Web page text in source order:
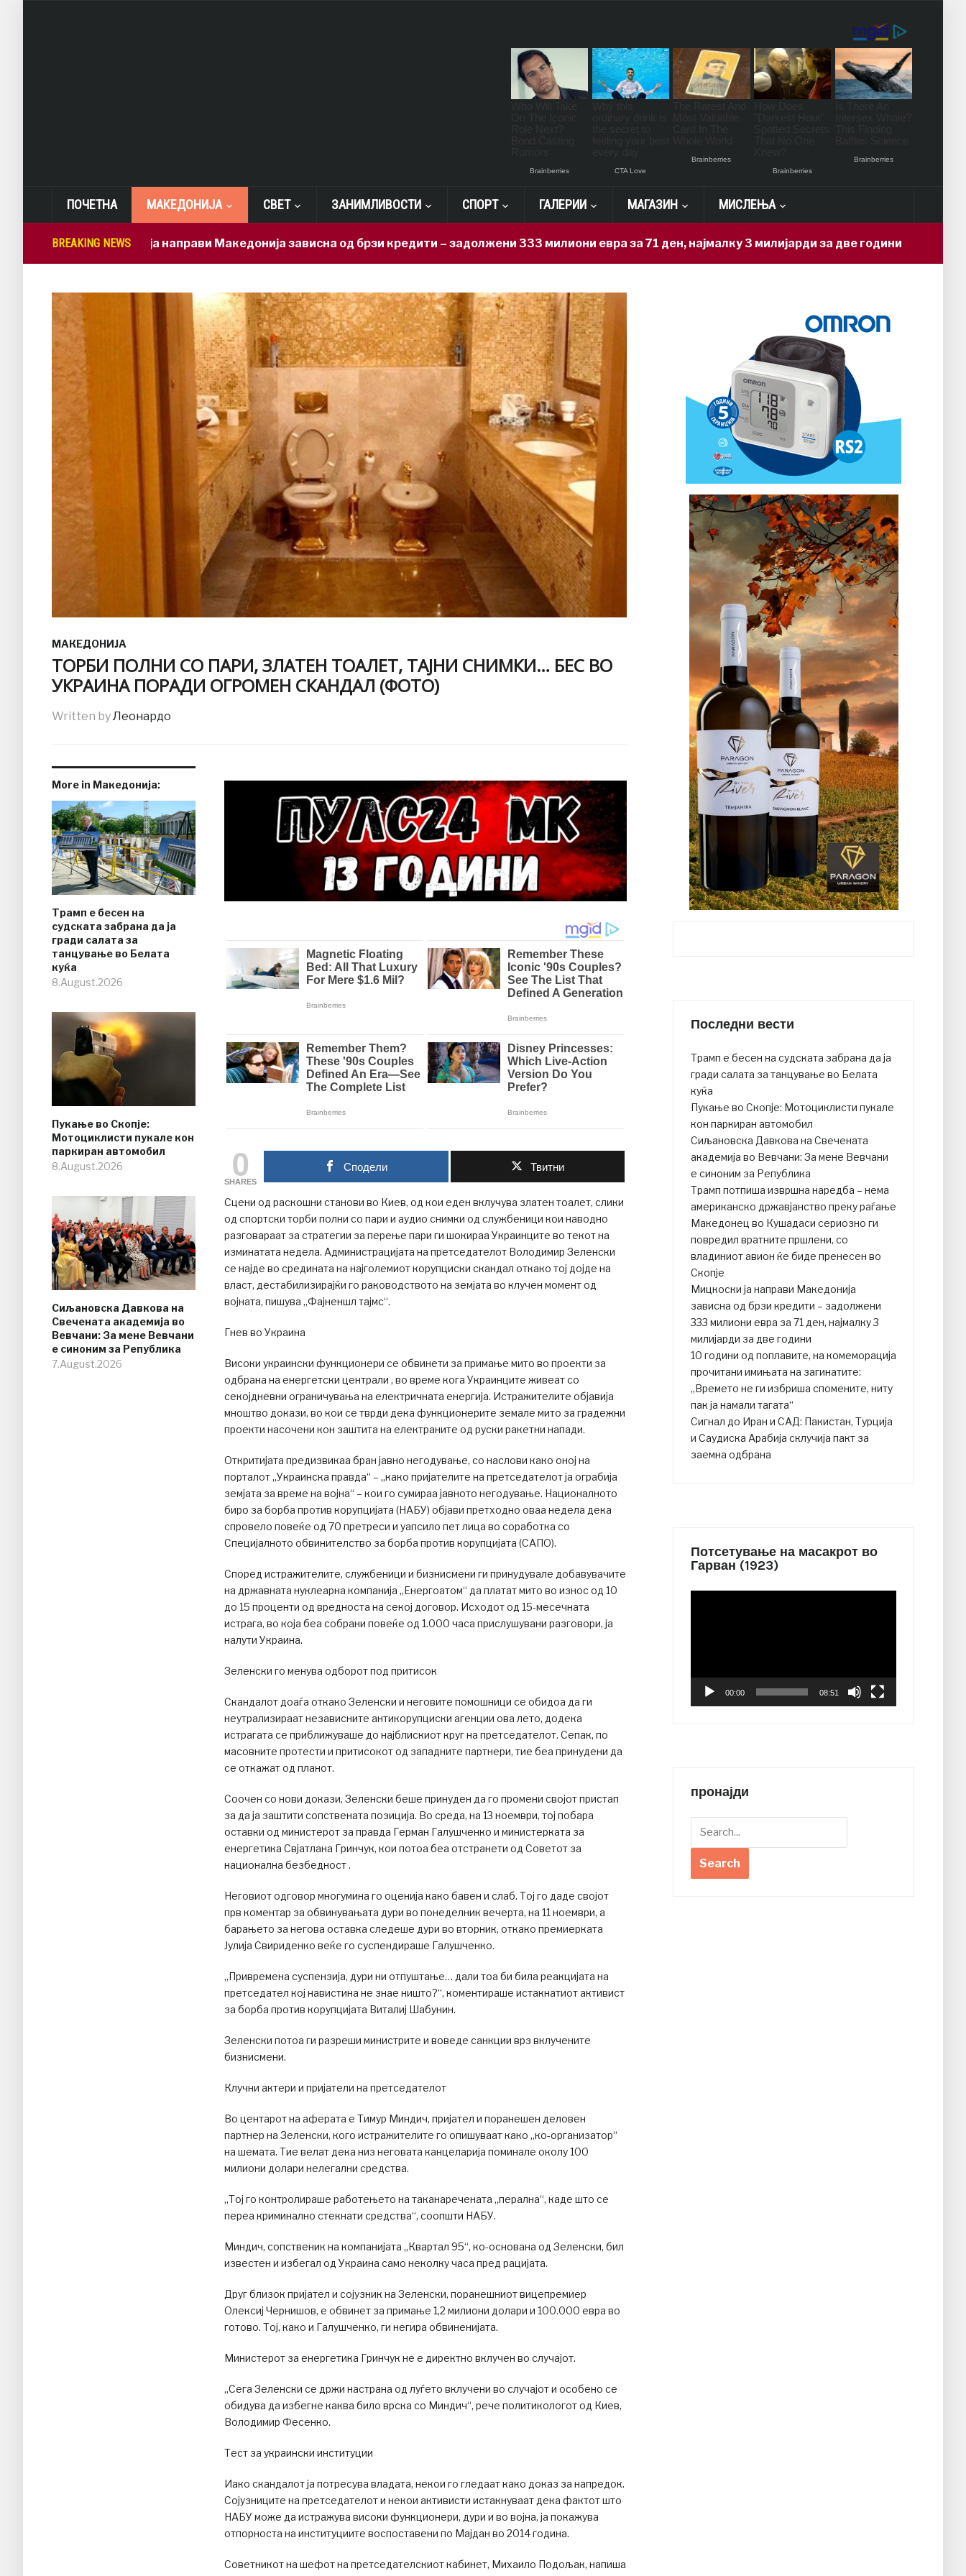
ПОЧЕТНА МАКЕДОНИЈА СВЕТ ЗАНИМЛИВОСТИ СПОРТ ГАЛЕРИИ МАГАЗИН МИСЛЕЊА
BREAKING NEWS
Мицкоски ја направи Македонија зависна од брзи кредити – задолжени 333 милиони евра за 71 ден, најмалку 3 милијарди за две години 6 hours ago
МАКЕДОНИЈА
ТОРБИ ПОЛНИ СО ПАРИ, ЗЛАТЕН ТОАЛЕТ, ТАЈНИ СНИМКИ… БЕС ВО
УКРАИНА ПОРАДИ ОГРОМЕН СКАНДАЛ (ФОТО)
Written byЛеонардо
More in Македонија:
Трамп е бесен на
судската забрана да ја
гради салата за
танцување во Белата
куќа
8.August.2026
Пукање во Скопје:
Мотоциклисти пукале кон
паркиран автомобил
8.August.2026
Сиљановска Давкова на
Свечената академија во
Вевчани: За мене Вевчани
е синоним за Република
7.August.2026
0
SHARES
Сподели Твитни
Сцени од раскошни станови во Киев, од кои еден вклучува златен тоалет, слики
од спортски торби полни со пари и аудио снимки од службеници кои наводно
разговараат за стратегии за перење пари ги шокираа Украинците во текот на
изминатата недела. Администрацијата на претседателот Володимир Зеленски
се најде во средината на најголемиот корупциски скандал откако тој дојде на
власт, дестабилизирајќи го раководството на земјата во клучен момент од
војната, пишува „Фајненшл тајмс“.
Гнев во Украина
Високи украински функционери се обвинети за примање мито во проекти за
одбрана на енергетски централи , во време кога Украинците живеат со
секојдневни ограничувања на електричната енергија. Истражителите објавија
мноштво докази, во кои се тврди дека функционерите земале мито за градежни
проекти насочени кон заштита на електраните од руски ракетни напади.
Откритијата предизвикаа бран јавно негодување, со наслови како оној на
порталот „Украинска правда“ – „како пријателите на претседателот ја ограбија
земјата за време на војна“ – кои го сумираа јавното негодување. Националното
биро за борба против корупцијата (НАБУ) објави претходно оваа недела дека
спровело повеќе од 70 претреси и уапсило пет лица во соработка со
Специјалното обвинителство за борба против корупцијата (САПО).
Според истражителите, службеници и бизнисмени ги принудувале добавувачите
на државната нуклеарна компанија „Енергоатом“ да платат мито во износ од 10
до 15 проценти од вредноста на секој договор. Исходот од 15-месечната
истрага, во која беа собрани повеќе од 1.000 часа прислушувани разговори, ја
налути Украина.
Зеленски го менува одборот под притисок
Скандалот доаѓа откако Зеленски и неговите помошници се обидоа да ги
неутрализираат независните антикорупциски агенции ова лето, додека
истрагата се приближуваше до најблискиот круг на претседателот. Сепак, по
масовните протести и притисокот од западните партнери, тие беа принудени да
се откажат од планот.
Соочен со нови докази, Зеленски беше принуден да го промени својот пристап
за да ја заштити сопствената позиција. Во среда, на 13 ноември, тој побара
оставки од министерот за правда Герман Галушченко и министерката за
енергетика Свјатлана Гринчук, кои потоа беа отстранети од Советот за
национална безбедност .
Неговиот одговор многумина го оценија како бавен и слаб. Тој го даде својот
прв коментар за обвинувањата дури во понеделник вечерта, на 11 ноември, а
барањето за негова оставка следеше дури во вторник, откако премиерката
Јулија Свириденко веќе го суспендираше Галушченко.
„Привремена суспензија, дури ни отпуштање… дали тоа би била реакцијата на
претседател кој навистина не знае ништо?“, коментираше истакнатиот активист
за борба против корупцијата Виталиј Шабунин.
Зеленски потоа ги разреши министрите и воведе санкции врз вклучените
бизнисмени.
Клучни актери и пријатели на претседателот
Во центарот на аферата е Тимур Миндич, пријател и поранешен деловен
партнер на Зеленски, кого истражителите го опишуваат како „ко-организатор“
на шемата. Тие велат дека низ неговата канцеларија поминале околу 100
милиони долари нелегални средства.
„Тој го контролираше работењето на таканаречената „перална“, каде што се
переа криминално стекнати средства“, соопшти НАБУ.
Миндич, сопственик на компанијата „Квартал 95“, ко-основана од Зеленски, бил
известен и избегал од Украина само неколку часа пред рацијата.
Друг близок пријател и сојузник на Зеленски, поранешниот вицепремиер
Олексиј Чернишов, е обвинет за примање 1,2 милиони долари и 100.000 евра во
готово. Тој, како и Галушченко, ги негира обвиненијата.
Министерот за енергетика Гринчук не е директно вклучен во случајот.
„Сега Зеленски се држи настрана од луѓето вклучени во случајот и особено се
обидува да избегне каква било врска со Миндич“, рече политикологот од Киев,
Володимир Фесенко.
Тест за украински институции
Иако скандалот ја потресува владата, некои го гледаат како доказ за напредок.
Сојузниците на претседателот и некои активисти истакнуваат дека фактот што
НАБУ може да истражува високи функционери, дури и во војна, ја покажува
отпорноста на институциите воспоставени по Мајдан во 2014 година.
Советникот на шефот на претседателскиот кабинет, Михаило Подољак, напиша
Последни вести
Трамп е бесен на судската забрана да ја
гради салата за танцување во Белата
куќа
Пукање во Скопје: Мотоциклисти пукале
кон паркиран автомобил
Сиљановска Давкова на Свечената
академија во Вевчани: За мене Вевчани
е синоним за Република
Трамп потпиша извршна наредба – нема
американско државјанство преку раѓање
Македонец во Кушадаси сериозно ги
повредил вратните пршлени, со
владиниот авион ќе биде пренесен во
Скопје
Мицкоски ја направи Македонија
зависна од брзи кредити – задолжени
333 милиони евра за 71 ден, најмалку 3
милијарди за две години
10 години од поплавите, на комеморација
прочитани имињата на загинатите:
„Времето не ги избриша спомените, ниту
пак ја намали тагата“
Сигнал до Иран и САД: Пакистан, Турција
и Саудиска Арабија склучија пакт за
заемна одбрана
Потсетување на масакрот во
Гарван (1923)
00:00 08:51
пронајди